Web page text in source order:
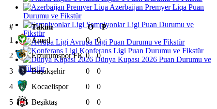
Azerbaijan Premyer Liqa Puan
Durumu ve Fikstür
Şampiyonlar Ligi Puan Durumu ve
Fikstür
Avrupa Ligi Puan Durumu ve Fikstür
Konferans Ligi Puan Durumu ve Fikstür
Dünya Kupası 2026 Puan Durumu ve
Fikstür
# Takım O
P
1
Amed 0
0
2
Erzurumspor FK 0
0
3
Başakşehir 0
0
4
Kocaelispor 0
0
5
Beşiktaş 0
0